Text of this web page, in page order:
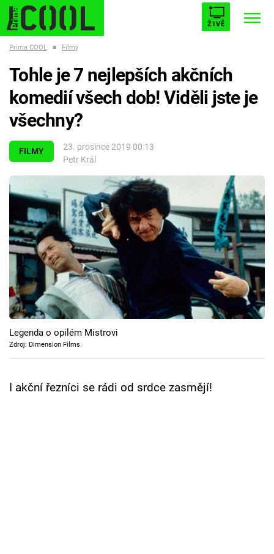
ŽIVĚ
ESCAPE PLNEJ KOTEL AVENGERS 5
Témata
Filmy
Seriály
Hry
Cool Esport
Pořady
TV Program
Prima COOL ■ Filmy
FILMY
23. prosince 2019 00:13
Petr Král
Tohle je 7 nejlepších akčních
komedií všech dob! Viděli jste je
všechny?
Legenda o opilém Mistrovi
Zdroj: Dimension Films
I akční řezníci se rádi od srdce zasmějí!